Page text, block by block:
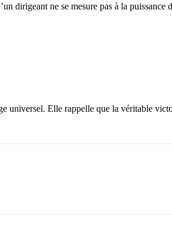
dirigeant ne se mesure pas à la puissance
Elle rappelle que la véritable